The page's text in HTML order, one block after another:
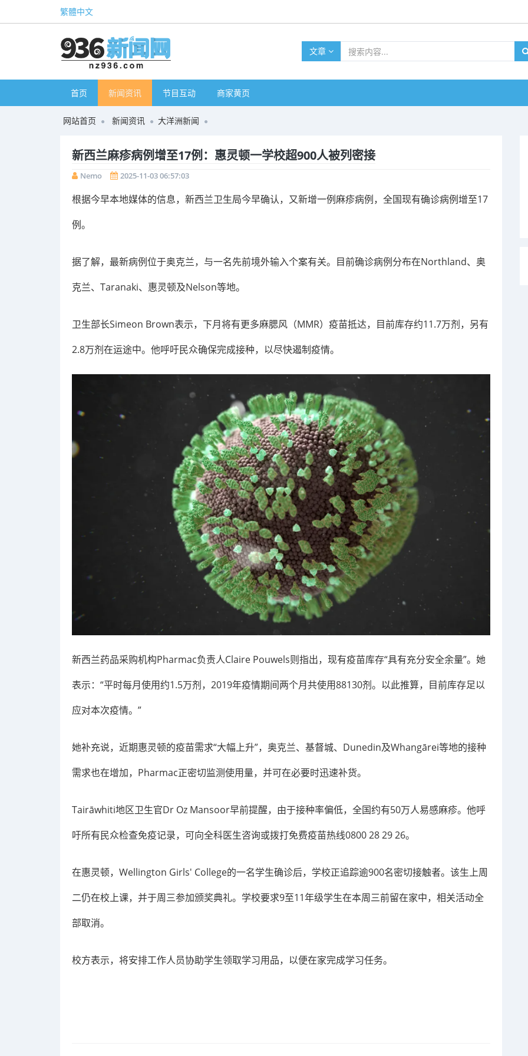
繁體中文
文章
首页 新闻资讯 节目互动 商家黄页
网站首页 新闻资讯 大洋洲新闻
新西兰麻疹病例增至17例：惠灵顿一学校超900人被列密接
Nemo 2025-11-03 06:57:03
根据今早本地媒体的信息，新西兰卫生局今早确认，又新增一例麻疹病例，全国现有确诊病例增至17
例。
据了解，最新病例位于奥克兰，与一名先前境外输入个案有关。目前确诊病例分布在Northland、奥
克兰、Taranaki、惠灵顿及Nelson等地。
卫生部长Simeon Brown表示，下月将有更多麻腮风（MMR）疫苗抵达，目前库存约11.7万剂，另有
2.8万剂在运途中。他呼吁民众确保完成接种，以尽快遏制疫情。
新西兰药品采购机构Pharmac负责人Claire Pouwels则指出，现有疫苗库存“具有充分安全余量”。她
表示：“平时每月使用约1.5万剂，2019年疫情期间两个月共使用88130剂。以此推算，目前库存足以
应对本次疫情。”
她补充说，近期惠灵顿的疫苗需求“大幅上升”，奥克兰、基督城、Dunedin及Whangārei等地的接种
需求也在增加，Pharmac正密切监测使用量，并可在必要时迅速补货。
Tairāwhiti地区卫生官Dr Oz Mansoor早前提醒，由于接种率偏低，全国约有50万人易感麻疹。他呼
吁所有民众检查免疫记录，可向全科医生咨询或拨打免费疫苗热线0800 28 29 26。
在惠灵顿，Wellington Girls' College的一名学生确诊后，学校正追踪逾900名密切接触者。该生上周
二仍在校上课，并于周三参加颁奖典礼。学校要求9至11年级学生在本周三前留在家中，相关活动全
部取消。
校方表示，将安排工作人员协助学生领取学习用品，以便在家完成学习任务。